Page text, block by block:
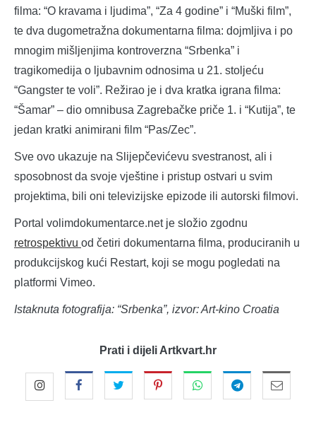
filma: “O kravama i ljudima”, “Za 4 godine” i “Muški film”,
te dva dugometražna dokumentarna filma: dojmljiva i po
mnogim mišljenjima kontroverzna “Srbenka” i
tragikomedija o ljubavnim odnosima u 21. stoljeću
“Gangster te voli”. Režirao je i dva kratka igrana filma:
“Šamar” – dio omnibusa Zagrebačke priče 1. i “Kutija”, te
jedan kratki animirani film “Pas/Zec”.
Sve ovo ukazuje na Slijepčevićevu svestranost, ali i
sposobnost da svoje vještine i pristup ostvari u svim
projektima, bili oni televizijske epizode ili autorski filmovi.
Portal volimdokumentarce.net je složio zgodnu
retrospektivu od četiri dokumentarna filma, produciranih u
produkcijskog kući Restart, koji se mogu pogledati na
platformi Vimeo.
Istaknuta fotografija: “Srbenka”, izvor: Art-kino Croatia
Prati i dijeli Artkvart.hr